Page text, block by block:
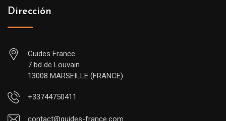
Dirección
Guides France
7 bd de Louvain
13008 MARSEILLE (FRANCE)
+33744750411